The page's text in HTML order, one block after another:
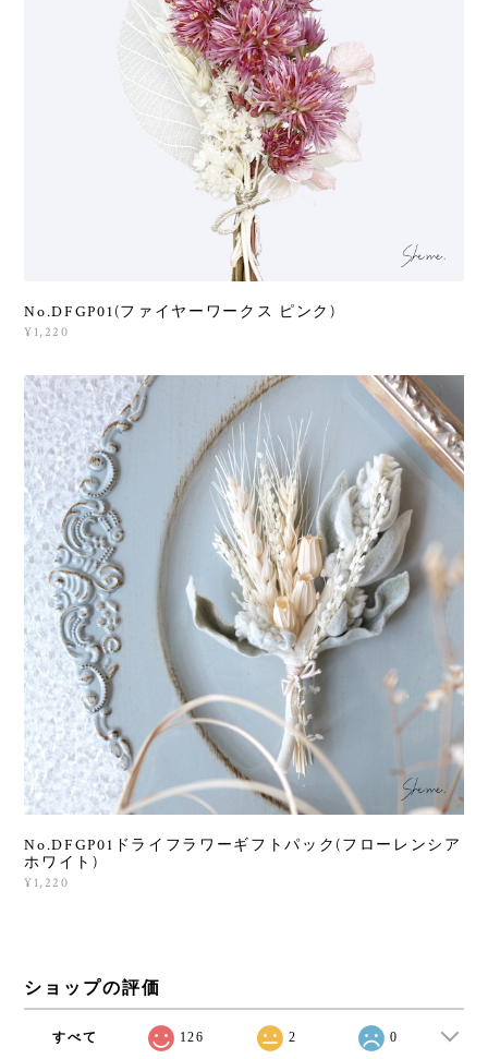
No.DFGP01(ファイヤーワークス ピンク)
¥1,220
No.DFGP01ドライフラワーギフトパック(フローレンシア
ホワイト)
¥1,220
ショップの評価
すべて 126 2 0